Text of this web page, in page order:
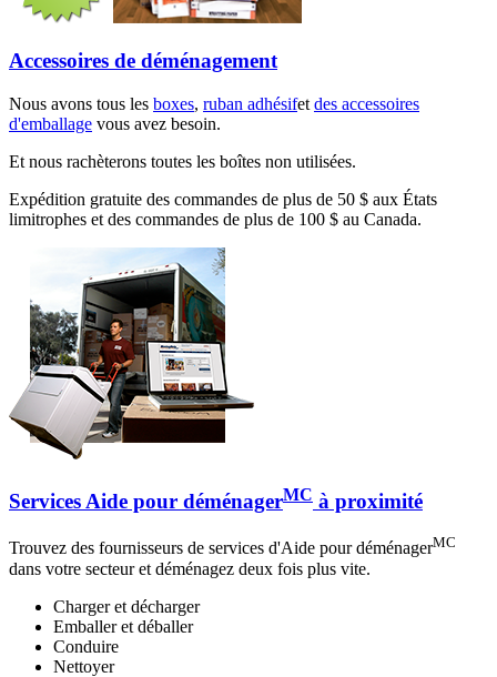
Accessoires de déménagement
Nous avons tous les boxes, ruban adhésifet des accessoires
d'emballage vous avez besoin.
Et nous rachèterons toutes les boîtes non utilisées.
Expédition gratuite des commandes de plus de 50 $ aux États
limitrophes et des commandes de plus de 100 $ au Canada.
Services Aide pour déménagerMC à proximité
Trouvez des fournisseurs de services d'Aide pour déménagerMC
dans votre secteur et déménagez deux fois plus vite.
Charger et décharger
Emballer et déballer
Conduire
Nettoyer